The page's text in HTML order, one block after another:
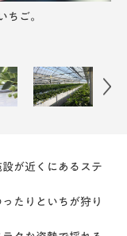
ちご。
べてください。
みてください。
。きますよ。
が近くにあるステ
たりといちが狩り